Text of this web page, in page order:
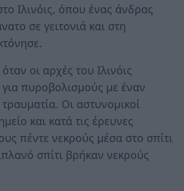
Ιλινόις, όπου ένας άνδρας
σε γειτονιά και στη
οι αρχές του Ιλινόις
πυροβολισμούς με έναν
Οι αστυνομικοί
και κατά τις έρευνες
πέντε νεκρούς μέσα στο σπίτι
σπίτι βρήκαν νεκρούς